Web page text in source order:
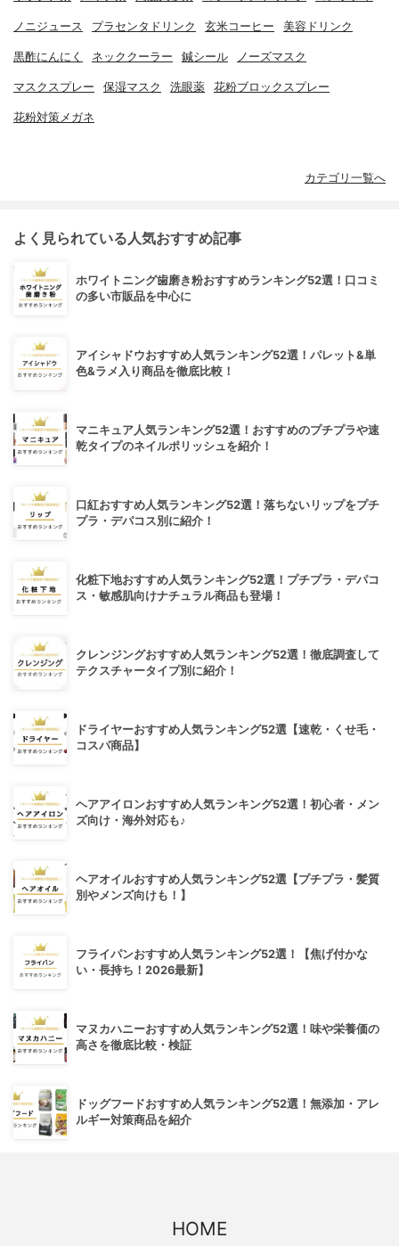
ノニジュース プラセンタドリンク 玄米コーヒー 美容ドリンク
黒酢にんにく ネッククーラー 鍼シール ノーズマスク
マスクスプレー 保湿マスク 洗眼薬 花粉ブロックスプレー
花粉対策メガネ
カテゴリ一覧へ
よく見られている人気おすすめ記事
ホワイトニング歯磨き粉おすすめランキング52選！口コミ
の多い市販品を中心に
アイシャドウおすすめ人気ランキング52選！パレット&単
色&ラメ入り商品を徹底比較！
マニキュア人気ランキング52選！おすすめのプチプラや速
乾タイプのネイルポリッシュを紹介！
口紅おすすめ人気ランキング52選！落ちないリップをプチ
プラ・デパコス別に紹介！
化粧下地おすすめ人気ランキング52選！プチプラ・デパコ
ス・敏感肌向けナチュラル商品も登場！
クレンジングおすすめ人気ランキング52選！徹底調査して
テクスチャータイプ別に紹介！
ドライヤーおすすめ人気ランキング52選【速乾・くせ毛・
コスパ商品】
ヘアアイロンおすすめ人気ランキング52選！初心者・メン
ズ向け・海外対応も♪
ヘアオイルおすすめ人気ランキング52選【プチプラ・髪質
別やメンズ向けも！】
フライパンおすすめ人気ランキング52選！【焦げ付かな
い・長持ち！2026最新】
マヌカハニーおすすめ人気ランキング52選！味や栄養価の
高さを徹底比較・検証
ドッグフードおすすめ人気ランキング52選！無添加・アレ
ルギー対策商品を紹介
HOME